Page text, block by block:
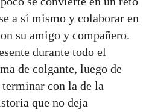
a sí mismo y colaborar en
su amigo y compañero.
durante todo el
de colgante, luego de
con la de la
que no deja